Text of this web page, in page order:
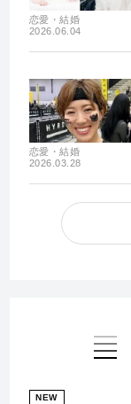
恋愛・結婚
2026.06.04
恋愛・結婚
2026.03.28
NEW